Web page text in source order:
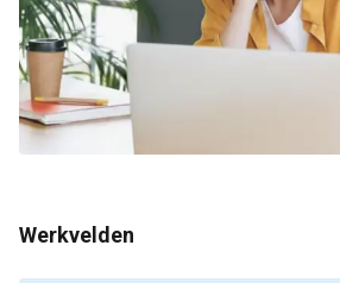
Werkvelden